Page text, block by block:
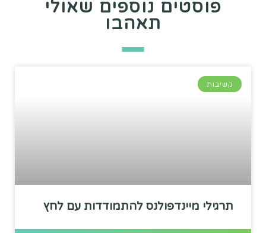
פוסטים נוספים שאולי
תאהבו
קשיבות
תרגילי מיינדפולנס להתמודדות עם לחץ